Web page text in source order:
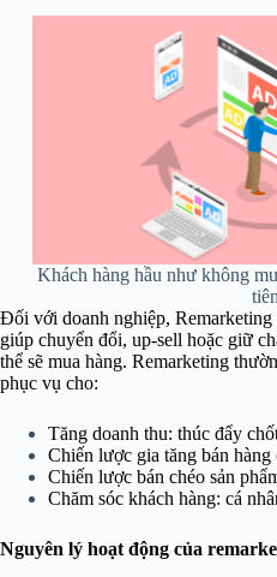
Khách hàng hầu như không
Đối với doanh nghiệp,
giúp chuyển đổi, up-sell hoặc giữ
thể sẽ mua hàng. Remarketing
phục vụ cho:
Tăng doanh thu: thúc đẩy
Chiến lược gia tăng bán hàng
Chiến lược bán chéo sản
Chăm sóc khách hàng: cá
Nguyên lý hoạt động của